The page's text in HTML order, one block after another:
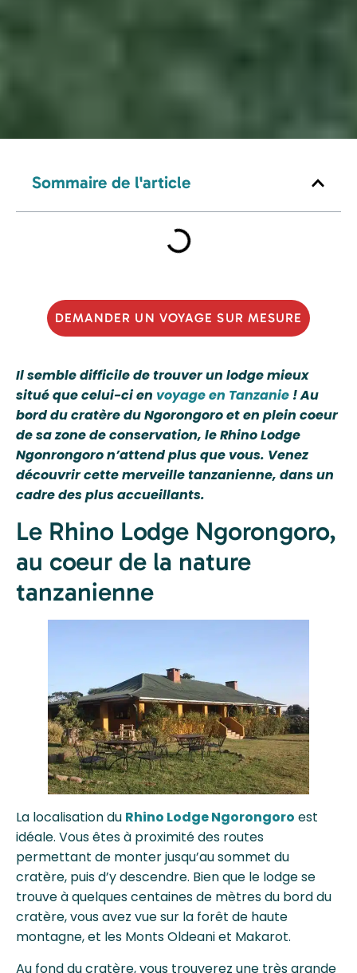
Il semble difficile de trouver un lodge mieux
situé que celui-ci en voyage en Tanzanie ! Au
bord du cratère du Ngorongoro et en plein coeur
de sa zone de conservation, le Rhino Lodge
Ngonrongoro n’attend plus que vous. Venez
découvrir cette merveille tanzanienne, dans un
cadre des plus accueillants.
Le Rhino Lodge Ngorongoro,
au coeur de la nature
tanzanienne
La localisation du Rhino Lodge Ngorongoro est
idéale. Vous êtes à proximité des routes
permettant de monter jusqu’au sommet du
cratère, puis d’y descendre. Bien que le lodge se
trouve à quelques centaines de mètres du bord du
cratère, vous avez vue sur la forêt de haute
montagne, et les Monts Oldeani et Makarot.
Au fond du cratère, vous trouverez une très grande
Sommaire de l'article
DEMANDER UN VOYAGE SUR MESURE